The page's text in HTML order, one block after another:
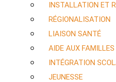
INSTALLATION ET
RÉGIONALISATION
LIAISON SANTÉ
AIDE AUX FAMILLES
INTÉGRATION
JEUNESSE